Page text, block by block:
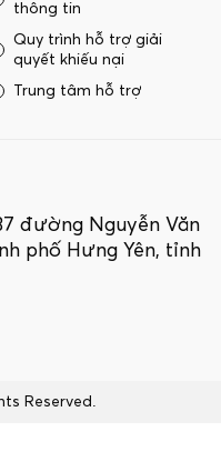
thông tin
Quy trình hỗ trợ giải
quyết khiếu nại
Trung tâm hỗ trợ
đường Nguyễn Văn
phố Hưng Yên, tỉnh
Reserved.